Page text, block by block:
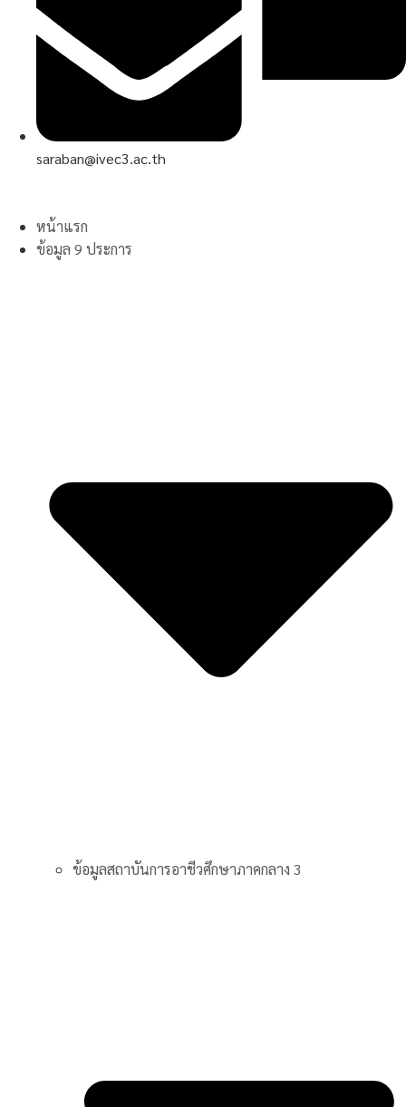
saraban@ivec3.ac.th
หน้าแรก
ข้อมูล 9 ประการ
ข้อมูลสถาบันการอาชีวศึกษาภาคกลาง 3